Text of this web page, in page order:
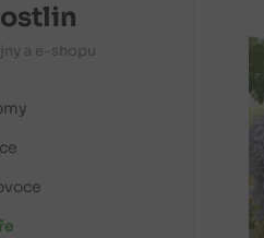
a e-shopu